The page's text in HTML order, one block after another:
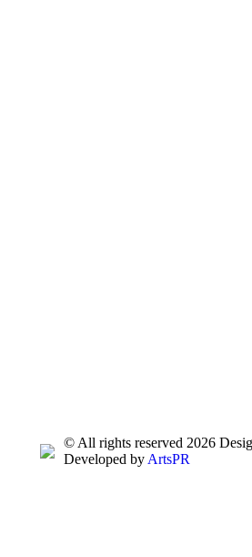
© All rights reserved 2026
Developed byArtsPR